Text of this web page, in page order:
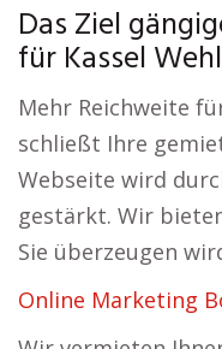
Das Ziel
für Kassel
Mehr Reichweite
schließt Ihre
Webseite wird
gestärkt. Wir
Sie überzeugen
Online Marketing